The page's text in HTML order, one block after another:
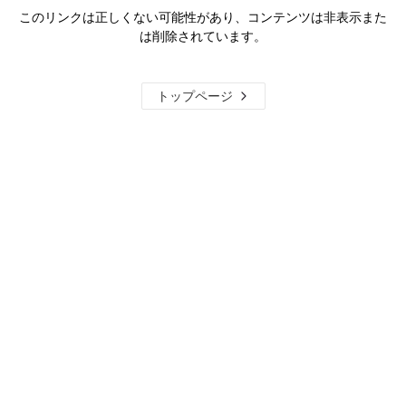
このリンクは正しくない可能性があり、コンテンツは非表示また
は削除されています。
トップページ